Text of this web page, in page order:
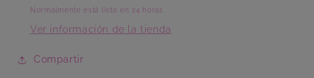
Normalmente está listo en 24 horas
Ver información de la tienda
Compartir